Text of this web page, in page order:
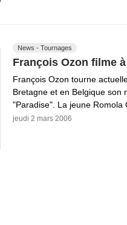
News - Tournages
François Ozon filme
François Ozon tourne
Bretagne et en Belgique son
"Paradise". La jeune
jeudi 2 mars 2006